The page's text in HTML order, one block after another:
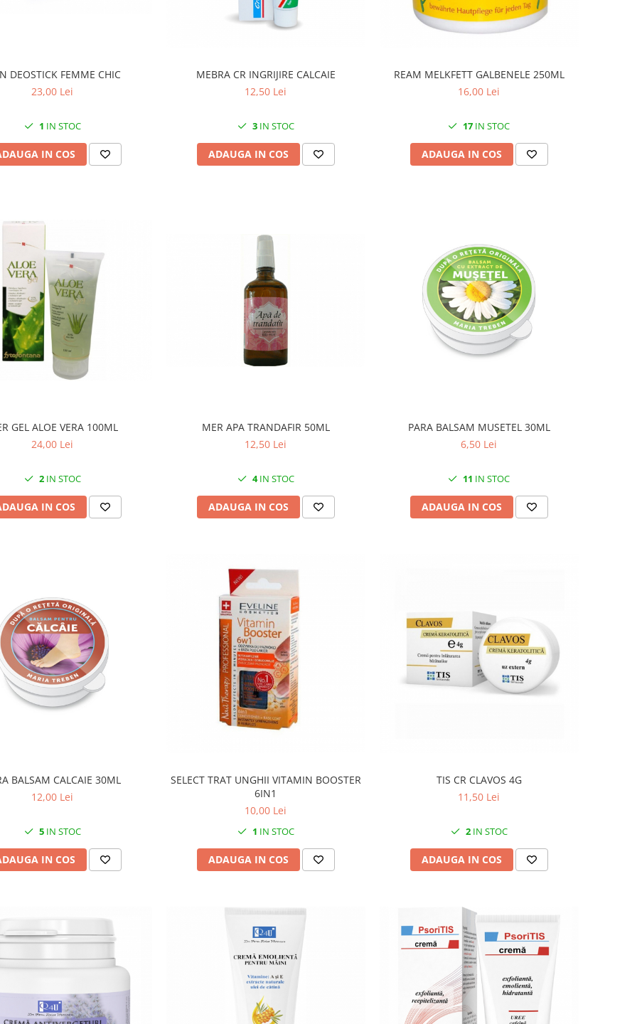
DEOSTICK FEMME CHIC
23,00 Lei
1 IN STOC
IN COS
MEBRA CR INGRIJIRE CALCAIE
12,50 Lei
3IN STOC
ADAUGA IN COS
REAM MELKFETT GALBENELE 250ML
16,00 Lei
17 IN STOC
ADAUGA IN COS
GEL ALOE VERA 100ML
24,00 Lei
2IN STOC
IN COS
MER APA TRANDAFIR 50ML
12,50 Lei
4IN STOC
ADAUGA IN COS
PARA BALSAM MUSETEL 30ML
6,50 Lei
11 IN STOC
ADAUGA IN COS
BALSAM CALCAIE 30ML
12,00 Lei
5IN STOC
IN COS
SELECT TRAT UNGHII VITAMIN BOOSTER
6IN1
10,00 Lei
1 IN STOC
ADAUGA IN COS
TIS CR CLAVOS 4G
11,50 Lei
2IN STOC
ADAUGA IN COS